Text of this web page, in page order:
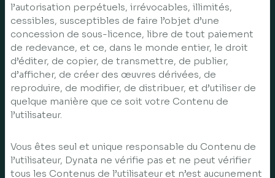
l’autorisation perpétuels, irrévocables, illimités,
cessibles, susceptibles de faire l’objet d’une
concession de sous-licence, libre de tout paiement
de redevance, et ce, dans le monde entier, le droit
d’éditer, de copier, de transmettre, de publier,
d’afficher, de créer des œuvres dérivées, de
reproduire, de modifier, de distribuer, et d’utiliser de
quelque manière que ce soit votre Contenu de
l’utilisateur.
Vous êtes seul et unique responsable du Contenu de
l’utilisateur, Dynata ne vérifie pas et ne peut vérifier
tous les Contenus de l’utilisateur et n’est aucunement